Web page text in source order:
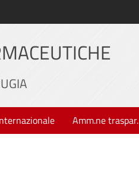
Amm.ne traspar.